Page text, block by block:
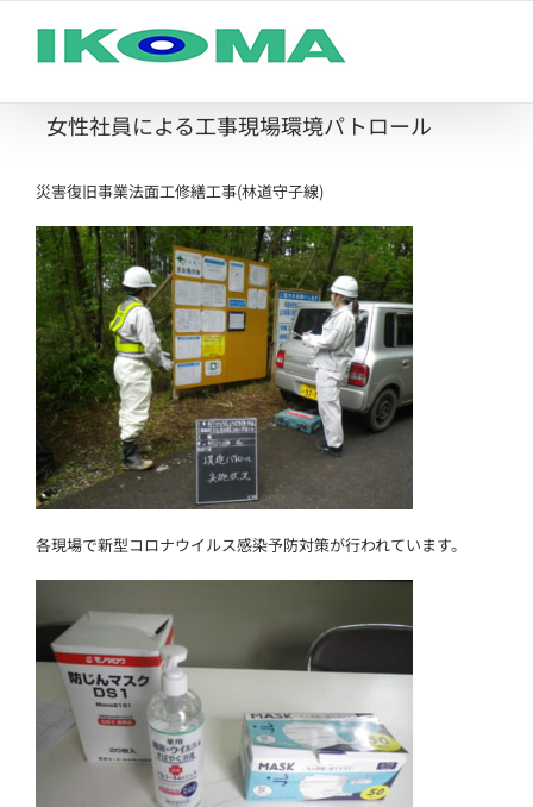
女性社員による工事現場環境パトロール
災害復旧事業法面工修繕工事(林道守子線)
各現場で新型コロナウイルス感染予防対策が行われています。